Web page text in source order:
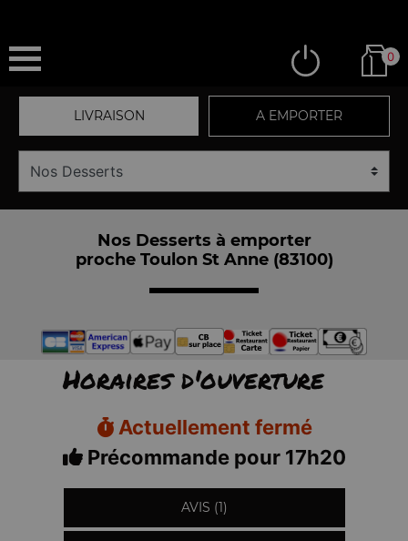
0
LIVRAISON A EMPORTER
Nos Desserts à emporter
proche Toulon St Anne (83100)
Horaires d'ouverture
Actuellement fermé
Précommande pour 17h20
AVIS (1)